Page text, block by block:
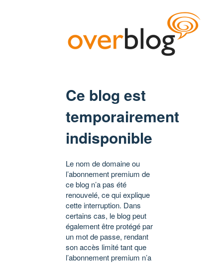
Ce blog est
temporairement
indisponible
Le nom de domaine ou
l’abonnement premium de
ce blog n’a pas été
renouvelé, ce qui explique
cette interruption. Dans
certains cas, le blog peut
également être protégé par
un mot de passe, rendant
son accès limité tant que
l’abonnement premium n’a